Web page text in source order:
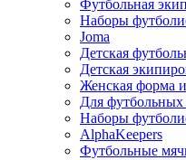
Футбольная
Наборы
Joma
Детская
Детская
Женская форма
Для футбольных
Наборы
AlphaKeepers
Футбольные